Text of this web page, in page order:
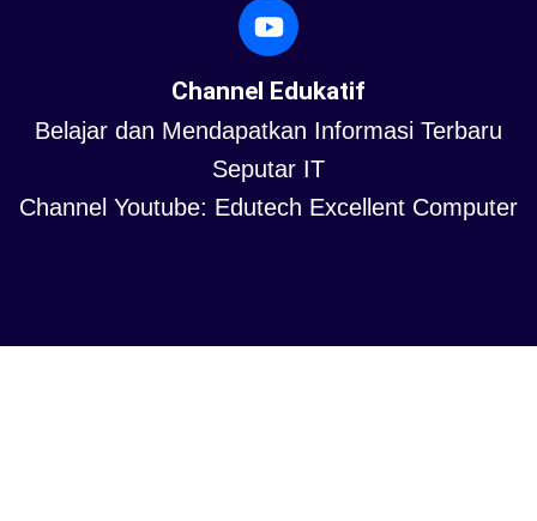
Channel Edukatif
Belajar dan Mendapatkan Informasi Terbaru
Seputar IT
Channel Youtube: Edutech Excellent Computer